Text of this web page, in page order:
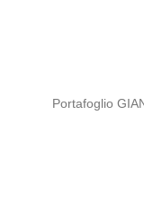
Portafoglio